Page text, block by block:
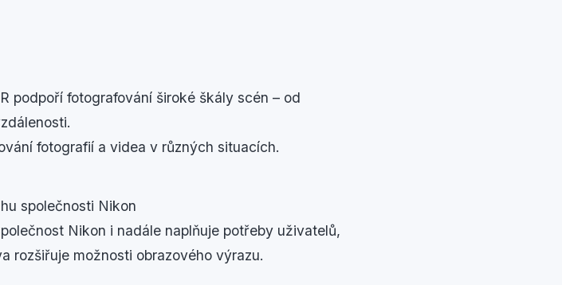
podpoří fotografování široké škály scén – od
fotografií a videa v různých situacích.
společnosti Nikon
Nikon i nadále naplňuje potřeby uživatelů,
rozšiřuje možnosti obrazového výrazu.